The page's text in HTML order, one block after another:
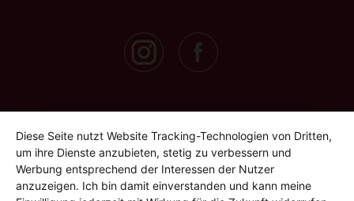
Diese Seite nutzt Website Tracking-Technologien von Dritten,
um ihre Dienste anzubieten, stetig zu verbessern und
Werbung entsprechend der Interessen der Nutzer
anzuzeigen. Ich bin damit einverstanden und kann meine